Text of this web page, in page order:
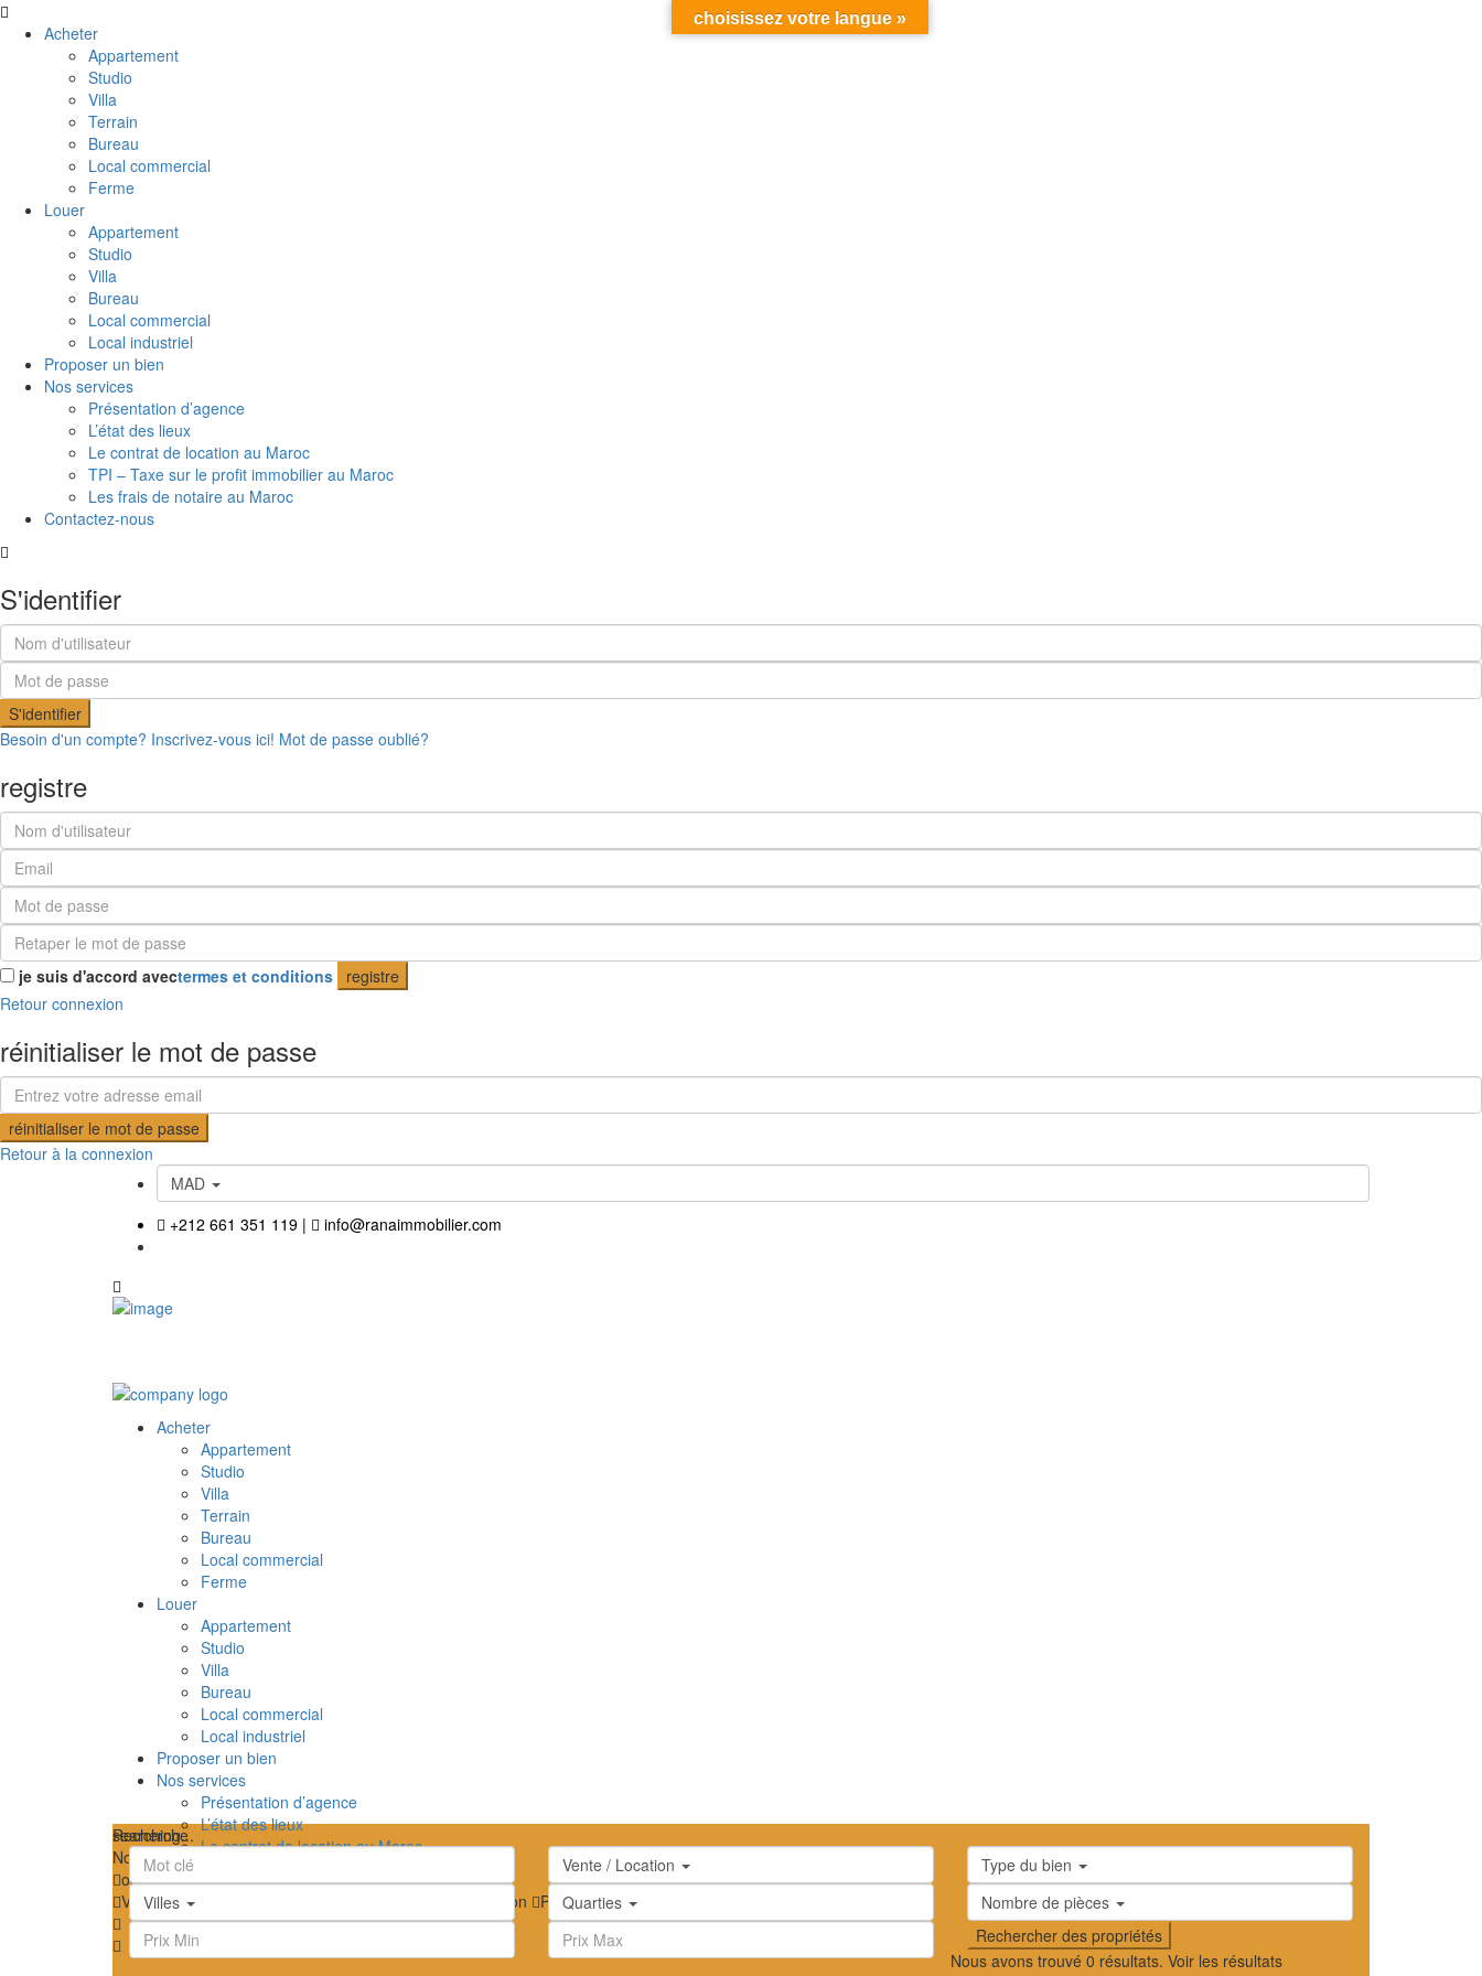
Acheter
Appartement
Studio
Villa
Terrain
Bureau
Local commercial
Ferme
Louer
Appartement
Studio
Villa
Bureau
Local commercial
Local industriel
Proposer un bien
Nos services
Présentation d’agence
L’état des lieux
Le contrat de location au Maroc
TPI – Taxe sur le profit immobilier au Maroc
Les frais de notaire au Maroc
Contactez-nous
S'identifier
S'identifier
Besoin d'un compte? Inscrivez-vous ici! Mot de passe oublié?
registre
je suis d'accord avectermes et conditions
registre
Retour connexion
réinitialiser le mot de passe
réinitialiser le mot de passe
Retour à la connexion
MAD
+212 661 351 119 | info@ranaimmobilier.com
Acheter
Appartement
Studio
Villa
Terrain
Bureau
Local commercial
Ferme
Louer
Appartement
Studio
Villa
Bureau
Local commercial
Local industriel
Proposer un bien
Nos services
Présentation d’agence
L’état des lieux
Le contrat de location au Maroc
Les frais de notaire au Maroc
Contactez-nous
searching...
Nous n'avons trouvé aucun résultat
ouvrir la carte
Vue Feuille de route Ma position Plein écran Prev
Recherche
Vente / Location
Type du bien
Villes
Quarties Nombre de pièces
Nous avons trouvé 0 résultats. Voir les résultats
choisissez votre langue »